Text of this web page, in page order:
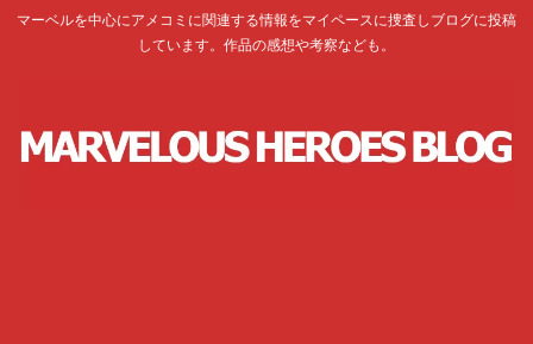
マーベルを中心にアメコミに関連する情報をマイペースに捜査しブログに投稿
しています。作品の感想や考察なども。